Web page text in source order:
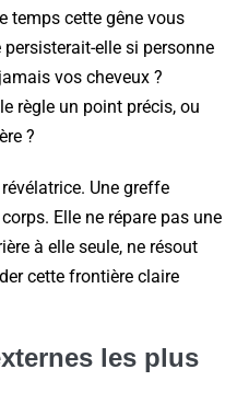
temps cette gêne vous
elle si personne
vos cheveux ?
règle un point précis, ou
?
Une greffe
Elle ne répare pas une
à elle seule, ne résout
cette frontière claire
les plus